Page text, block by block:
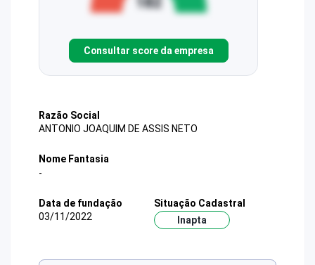
Consultar score da empresa
Razão Social
ANTONIO JOAQUIM DE ASSIS NETO
Nome Fantasia
-
Data de fundação
03/11/2022
Situação Cadastral
Inapta